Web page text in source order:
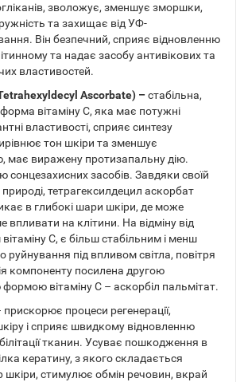
зволожує, зменшує зморшки,
та захищає від УФ-
Він безпечний, сприяє відновленню
та надає засобу антивікових та
властивостей.
Ascorbate) – стабільна,
вітаміну С, яка має потужні
властивості, сприяє синтезу
тон шкіри та зменшує
має виражену протизапальну дію.
сонцезахисних засобів. Завдяки своїй
природі, тетрагексилдецил аскорбат
в глибокі шари шкіри, де може
впливати на клітини. На відміну від
С, є більш стабільним і менш
руйнування під впливом світла, повітря
компоненту посилена другою
вітаміну С – аскорбіл пальмітат.
прискорює процеси регенерації,
і сприяє швидкому відновленню
тканин. Усуває пошкодження в
кератину, з якого складається
шкіри, стимулює обмін речовин, вкрай